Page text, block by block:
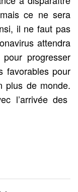
ce ne sera
il ne faut pas
attendra
progresser
favorables pour
plus de monde.
l’arrivée des